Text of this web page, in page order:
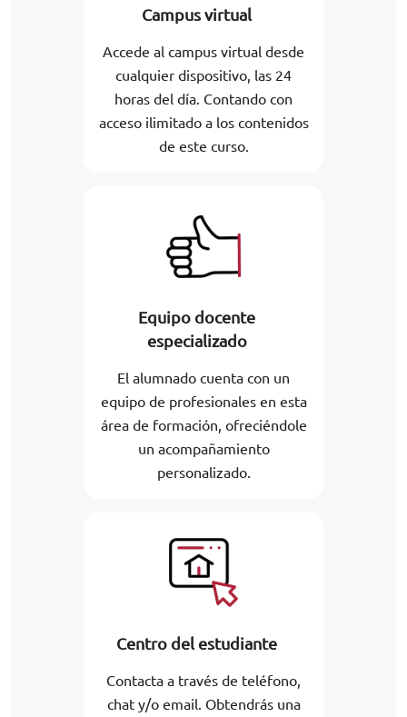
Campus virtual
Accede al campus virtual desde
cualquier dispositivo, las 24
horas del día. Contando con
acceso ilimitado a los contenidos
de este curso.
Equipo docente
especializado
El alumnado cuenta con un
equipo de profesionales en esta
área de formación, ofreciéndole
un acompañamiento
personalizado.
Centro del estudiante
Contacta a través de teléfono,
chat y/o email. Obtendrás una